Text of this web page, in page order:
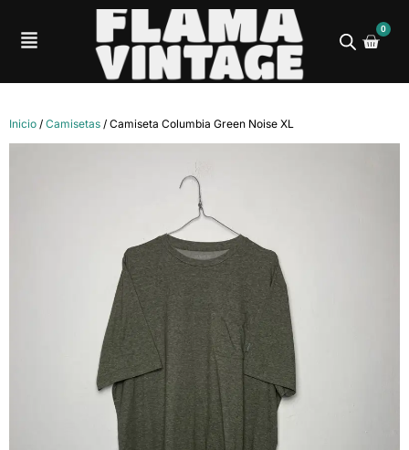
0
Inicio / Camisetas / Camiseta Columbia Green Noise XL